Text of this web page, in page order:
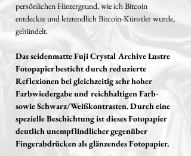
persönlichen Hintergrund, wie ich Bitcoin
entdeckte und letztendlich Bitcoin-Künstler wurde,
gebündelt.
Das seidenmatte Fuji Crystal Archive Lustre
Fotopapier besticht durch reduzierte
Reflexionen bei gleichzeitig sehr hoher
Farbwiedergabe und reichhaltigen Farb-
sowie Schwarz/Weißkontrasten. Durch eine
spezielle Beschichtung ist dieses Fotopapier
deutlich unempflindlicher gegenüber
Fingerabdrücken als glänzendes Fotopapier.